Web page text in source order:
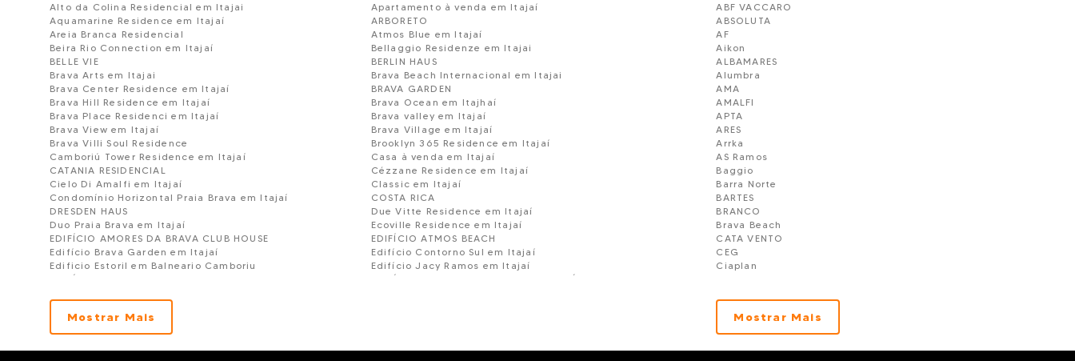
Alto da Colina Residencial em Itajai
Apartamento à venda em Itajaí
Aquamarine Residence em Itajaí
ARBORETO
Areia Branca Residencial
Atmos Blue em Itajaí
Beira Rio Connection em Itajaí
Bellaggio Residenze em Itajai
BELLE VIE
BERLIN HAUS
Brava Arts em Itajai
Brava Beach Internacional em Itajai
Brava Center Residence em Itajaí
BRAVA GARDEN
Brava Hill Residence em Itajaí
Brava Ocean em Itajhaí
Brava Place Residenci em Itajaí
Brava valley em Itajaí
Brava View em Itajaí
Brava Village em Itajaí
Brava Villi Soul Residence
Brooklyn 365 Residence em Itajaí
Camboriú Tower Residence em Itajaí
Casa à venda em Itajaí
CATANIA RESIDENCIAL
Cézzane Residence em Itajaí
Cielo Di Amalfi em Itajaí
Classic em Itajaí
Condomínio Horizontal Praia Brava em Itajaí
COSTA RICA
DRESDEN HAUS
Due Vitte Residence em Itajaí
Duo Praia Brava em Itajaí
Ecoville Residence em Itajaí
EDIFÍCIO AMORES DA BRAVA CLUB HOUSE
EDIFÍCIO ATMOS BEACH
Edifício Brava Garden em Itajaí
Edifício Contorno Sul em Itajaí
Edificio Estoril em Balneario Camboriu
Edifício Jacy Ramos em Itajaí
EDIFÍCIO MANHATTAN OFFICE
EDIFÍCIO PARQUE RESIDENCIAL ARIRIBÁ
Frankfurt Haus em Itajaí
Garden Club Residence em Itajaí
Hilton Garden Inn em Itajaí
ABF VACCARO
ABSOLUTA
AF
Aikon
ALBAMARES
Alumbra
AMA
AMALFI
APTA
ARES
Arrka
AS Ramos
Baggio
Barra Norte
BARTES
BRANCO
Brava Beach
CATA VENTO
CEG
Ciaplan
CLASSE A
CLH
CLN
Mostrar Mais Mostrar Mais